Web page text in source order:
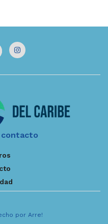
contacto
por Arre!